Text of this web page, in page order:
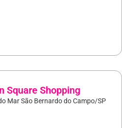
Square Shopping
Mar São Bernardo do Campo/SP